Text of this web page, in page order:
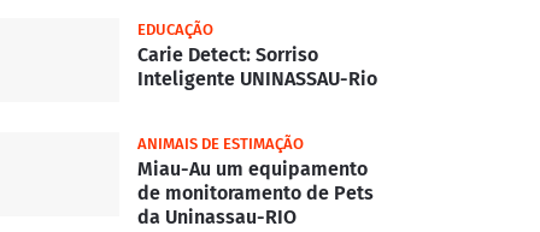
EDUCAÇÃO
Carie Detect: Sorriso
Inteligente UNINASSAU-Rio
ANIMAIS DE ESTIMAÇÃO
Miau-Au um equipamento
de monitoramento de Pets
da Uninassau-RIO